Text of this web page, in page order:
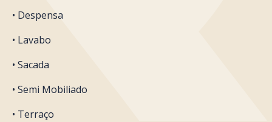
• Despensa
• Lavabo
• Sacada
• Semi Mobiliado
• Terraço